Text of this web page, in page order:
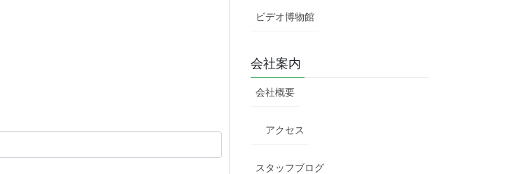
ビデオ博物館
会社案内
会社概要
アクセス
スタッフブログ